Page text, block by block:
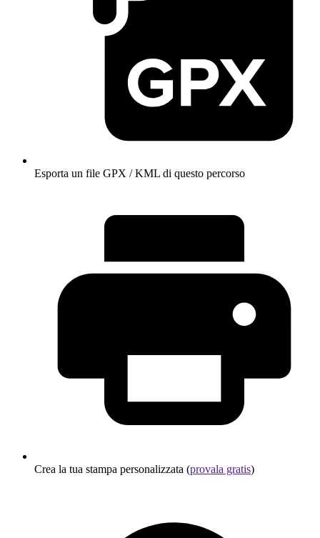
Esporta un file GPX / KML di questo percorso
Crea la tua stampa personalizzata (provala gratis)